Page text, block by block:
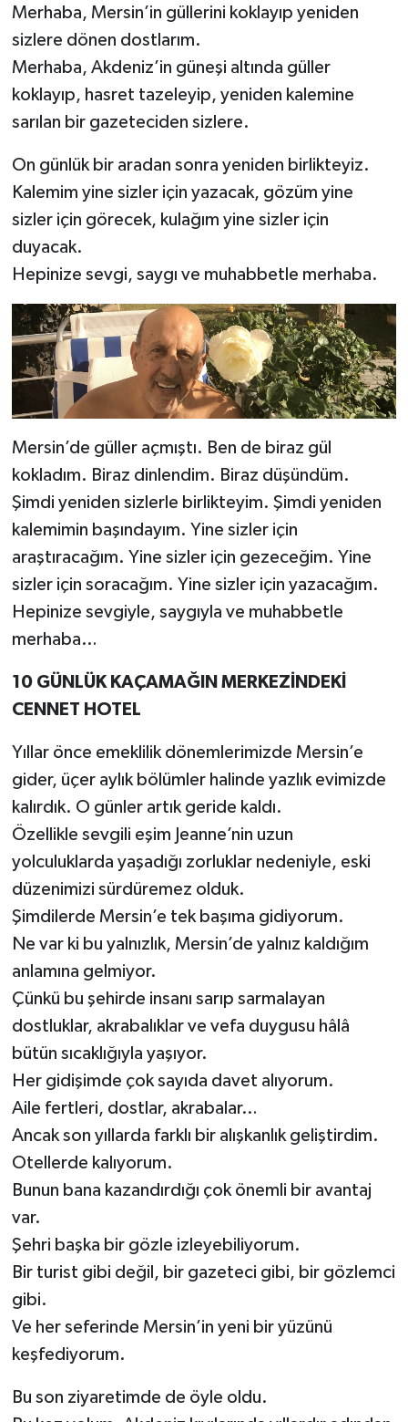
Merhaba, Mersin’in güllerini koklayıp yeniden
sizlere dönen dostlarım.
Merhaba, Akdeniz’in güneşi altında güller
koklayıp, hasret tazeleyip, yeniden kalemine
sarılan bir gazeteciden sizlere.
On günlük bir aradan sonra yeniden birlikteyiz.
Kalemim yine sizler için yazacak, gözüm yine
sizler için görecek, kulağım yine sizler için
duyacak.
Hepinize sevgi, saygı ve muhabbetle merhaba.
Mersin’de güller açmıştı. Ben de biraz gül
kokladım. Biraz dinlendim. Biraz düşündüm.
Şimdi yeniden sizlerle birlikteyim. Şimdi yeniden
kalemimin başındayım. Yine sizler için
araştıracağım. Yine sizler için gezeceğim. Yine
sizler için soracağım. Yine sizler için yazacağım.
Hepinize sevgiyle, saygıyla ve muhabbetle
merhaba…
10 GÜNLÜK KAÇAMAĞIN MERKEZİNDEKİ
CENNET HOTEL
Yıllar önce emeklilik dönemlerimizde Mersin’e
gider, üçer aylık bölümler halinde yazlık evimizde
kalırdık. O günler artık geride kaldı.
Özellikle sevgili eşim Jeanne’nin uzun
yolculuklarda yaşadığı zorluklar nedeniyle, eski
düzenimizi sürdüremez olduk.
Şimdilerde Mersin’e tek başıma gidiyorum.
Ne var ki bu yalnızlık, Mersin’de yalnız kaldığım
anlamına gelmiyor.
Çünkü bu şehirde insanı sarıp sarmalayan
dostluklar, akrabalıklar ve vefa duygusu hâlâ
bütün sıcaklığıyla yaşıyor.
Her gidişimde çok sayıda davet alıyorum.
Aile fertleri, dostlar, akrabalar…
Ancak son yıllarda farklı bir alışkanlık geliştirdim.
Otellerde kalıyorum.
Bunun bana kazandırdığı çok önemli bir avantaj
var.
Şehri başka bir gözle izleyebiliyorum.
Bir turist gibi değil, bir gazeteci gibi, bir gözlemci
gibi.
Ve her seferinde Mersin’in yeni bir yüzünü
keşfediyorum.
Bu son ziyaretimde de öyle oldu.